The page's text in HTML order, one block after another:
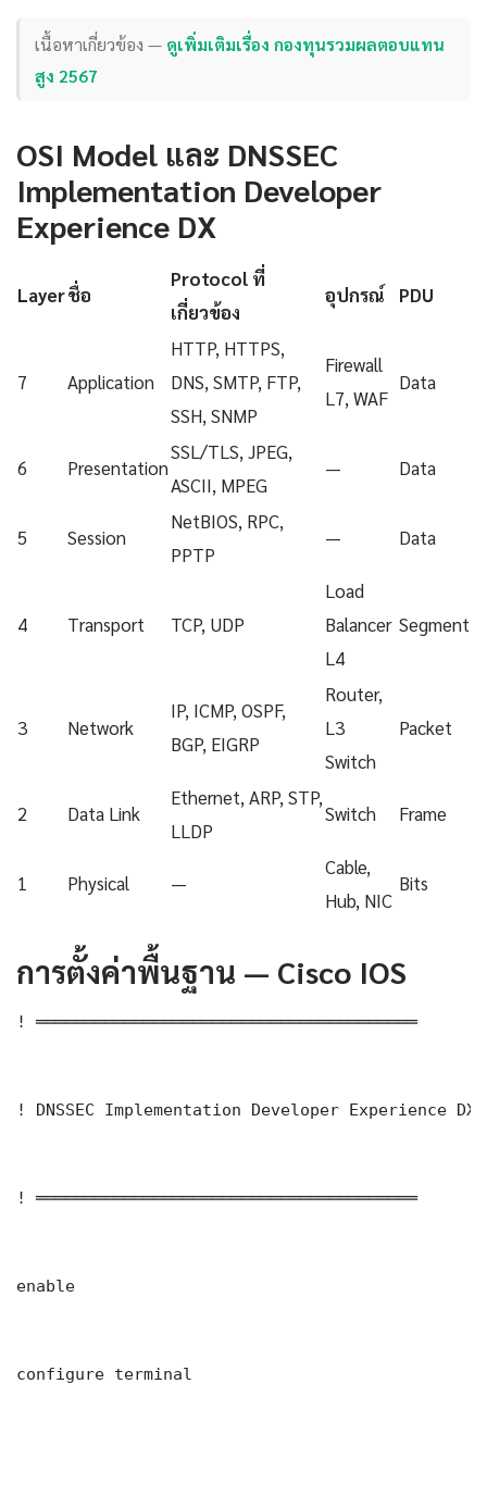
เนื้อหาเกี่ยวข้อง — ดูเพิ่มเติมเรื่อง กองทุนรวมผลตอบแทน
สูง 2567
OSI Model และ DNSSEC
Implementation Developer
Experience DX
Layerชื่อ
Protocol ที่
เกี่ยวข้อง
อุปกรณ์ PDU
7 Application
HTTP, HTTPS,
DNS, SMTP, FTP,
SSH, SNMP
Firewall
L7, WAF
Data
6 Presentation
SSL/TLS, JPEG,
ASCII, MPEG
— Data
5 Session
NetBIOS, RPC,
PPTP
— Data
4 Transport TCP, UDP
Load
Balancer
L4
Segment
3 Network
IP, ICMP, OSPF,
BGP, EIGRP
Router,
L3
Switch
Packet
2 Data Link
Ethernet, ARP, STP,
LLDP
Switch Frame
1 Physical —
Cable,
Hub, NIC
Bits
การตั้งค่าพื้นฐาน — Cisco IOS
! ═══════════════════════════════════════
! DNSSEC Implementation Developer Experience
! ═══════════════════════════════════════
enable
configure terminal